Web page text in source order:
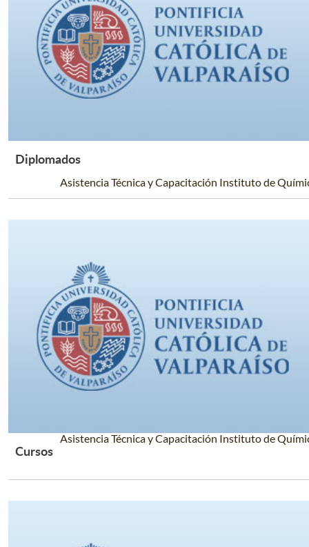
Diplomados
Asistencia Técnica y Capacitación Instituto de
Cursos
Asistencia Técnica y Capacitación Instituto de